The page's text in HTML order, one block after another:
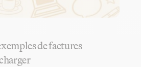
de factures